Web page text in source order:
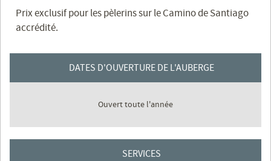
Prix ​​exclusif pour les pèlerins sur le Camino de Santiago
accrédité.
DATES D'OUVERTURE DE L'AUBERGE
Ouvert toute l'année
SERVICES